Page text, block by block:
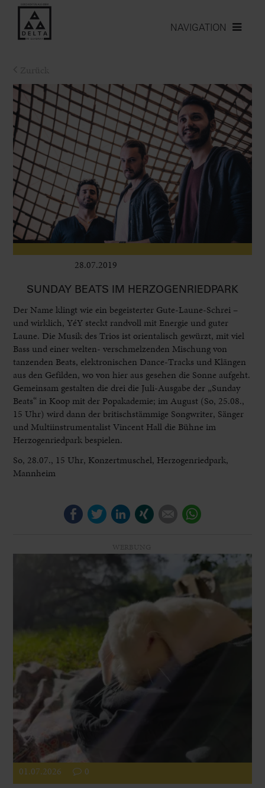
NAVIGATION
28.07.2019
SUNDAY BEATS IM HERZOGENRIEDPARK
Der Name klingt wie ein begeisterter Gute-Laune-Schrei –
und wirklich, YéY steckt randvoll mit Energie und guter
Laune. Die Musik des Trios ist orientalisch gewürzt, mit viel
Bass und einer welten- verschmelzenden Mischung von
tanzenden Beats, elektronischen Dance-Tracks und Klängen
aus den Gefilden, wo von hier aus gesehen die Sonne aufgeht.
Gemeinsam gestalten die drei die Juli-Ausgabe der „Sunday
Beats“ in Koop mit der Popakademie; im August (So, 25.08.,
15 Uhr) wird dann der britischstämmige Songwriter, Sänger
und Multiinstrumentalist Vincent Hall die Bühne im
Herzogenriedpark bespielen.
So, 28.07., 15 Uhr, Konzertmuschel, Herzogenriedpark,
Mannheim
FacebookTwitterLinkedIn E-mail
01.07.2026 0